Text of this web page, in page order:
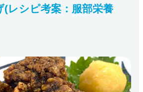
(レシピ考案：服部栄養